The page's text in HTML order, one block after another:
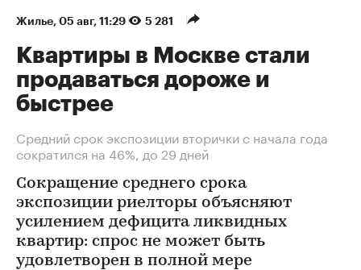
Жилье 05 авг, 11:29 5 281
Квартиры в Москве стали
продаваться дороже и
быстрее
Средний срок экспозиции вторички с начала года
сократился на 46%, до 29 дней
Сокращение среднего срока
экспозиции риелторы объясняют
усилением дефицита ликвидных
квартир: спрос не может быть
удовлетворен в полной мере